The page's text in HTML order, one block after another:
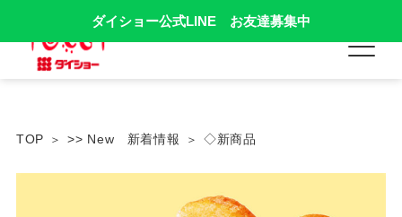
ダイショー公式LINE お友達募集中
TOP >> New 新着情報 ◇新商品